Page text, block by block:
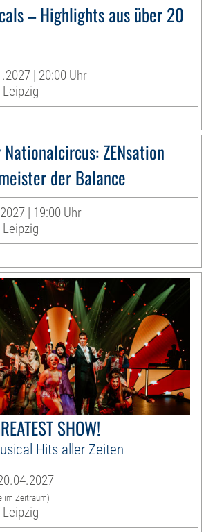
– Highlights aus über 20
| 20:00 Uhr
ZENsation
der Balance
| 19:00 Uhr
SHOW!
Hits aller Zeiten
im Zeitraum)